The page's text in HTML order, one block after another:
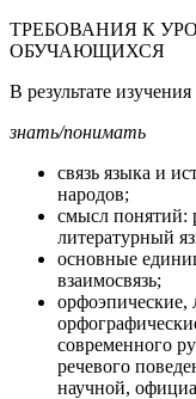
ТРЕБОВАНИЯ К
ОБУЧАЮЩИХСЯ
В результате
знать/понимать
связь языка и
народов;
смысл понятий:
литературный
основные
взаимосвязь;
орфоэпические,
современного
речевого
научной,